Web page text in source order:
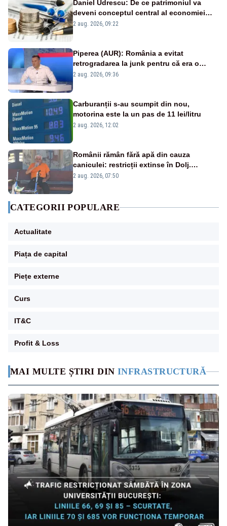
MAI MULTE ȘTIRI DIN INFRASTRUCTURĂ
Daniel Udrescu: De ce patrimoniul va
deveni conceptul central al economiei
viitoare?
2 aug. 2026, 09:22
Piperea (AUR): România a evitat
retrogradarea la junk pentru că era o
catastrofă pentru bănci și fondurile de
2 aug. 2026, 09:36
Carburanții s-au scumpit din nou,
motorina este la un pas de 11 lei/litru
2 aug. 2026, 12:02
Românii rămân fără apă din cauza
caniculei: restricții extinse în Dolj.
Oamenii au „cu program la robinet”
2 aug. 2026, 07:50
CATEGORII POPULARE
Actualitate
Piața de capital
Piețe externe
Curs
IT&C
Profit & Loss